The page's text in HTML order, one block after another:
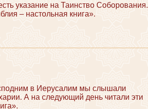
указание на Таинство Соборования.
– настольная книга».
в Иерусалим мы слышали
А на следующий день читали эти